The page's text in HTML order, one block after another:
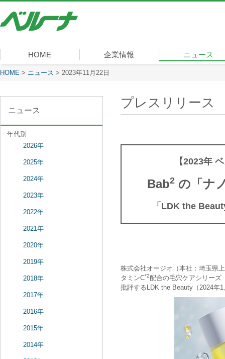
式
ベ
ル
ー
HOME 企業情報
社長メッセージ
会社概要
経営理念
沿革
組織図
事業内容
役員一覧
所在地
ニュース
現在表示しているページ
HOME > ニュース > 2023年11月22日
プレスリリース
【2023年
Bab2 の「ナ
「LDK the
株式会社オージオ（本社：埼玉県
タミンC*2配合の毛穴ケアシリーズ
批評するLDK the Beauty（2024年
ニュース
年代別
2026年
2025年
2024年
2023年
2022年
2021年
2020年
2019年
2018年
2017年
2016年
2015年
2014年